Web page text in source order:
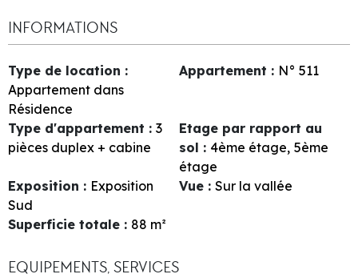
INFORMATIONS
Type de location :
Appartement dans
Résidence
Appartement : N° 511
Type d'appartement : 3
pièces duplex + cabine
Etage par rapport au
sol : 4ème étage 5ème
étage
Exposition : Exposition
Sud
Vue : Sur la vallée
Superficie totale : 88 m²
EQUIPEMENTS, SERVICES